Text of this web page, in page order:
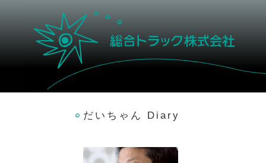
だいちゃん Diary